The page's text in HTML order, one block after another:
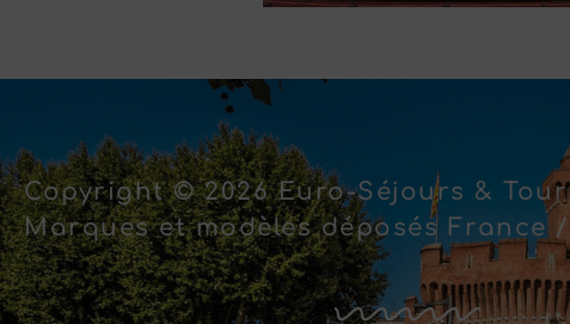
Copyright © 2026 Euro-Séjours &
Marques et modèles déposés France